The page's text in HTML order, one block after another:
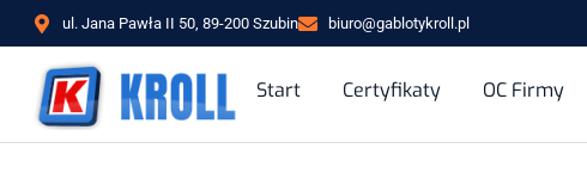
ul. Jana Pawła II 50, 89-200 Szubin biuro@gablotykroll.pl
Start Certyfikaty OC Firmy